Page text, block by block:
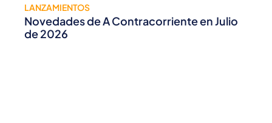
LANZAMIENTOS
Novedades de A Contracorriente en Julio
de 2026